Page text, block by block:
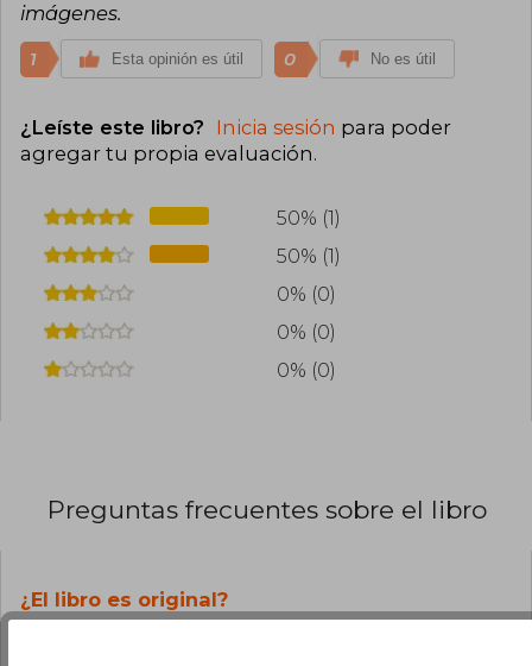
imágenes.
1 Esta opinión es útil 0 No es útil
¿Leíste este libro? Inicia sesión para poder
agregar tu propia evaluación.
50% (1)
50% (1)
0% (0)
0% (0)
0% (0)
Preguntas frecuentes sobre el libro
¿El libro es original?